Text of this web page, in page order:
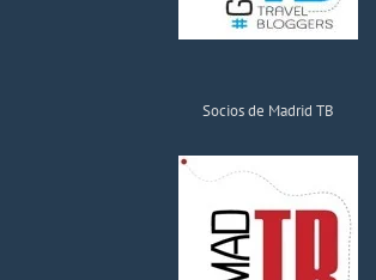
Socios de Madrid TB